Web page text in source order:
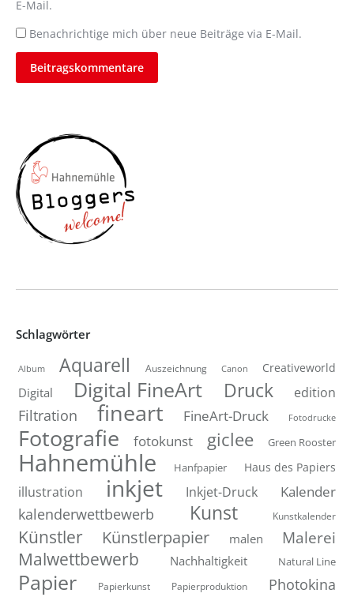
E-Mail.
Benachrichtige mich über neue Beiträge via E-Mail.
Beitragskommentare
Schlagwörter
Album Aquarell Auszeichnung Canon Creativeworld
Digital Digital FineArt Druck edition
Filtration fineart FineArt-Druck Fotodrucke
Fotografie fotokunst giclee Green Rooster
Hahnemühle Hanfpapier Haus des Papiers
illustration inkjet Inkjet-Druck Kalender
kalenderwettbewerb Kunst Kunstkalender
Künstler Künstlerpapier malen Malerei
Malwettbewerb Nachhaltigkeit Natural Line
Papier Papierkunst Papierproduktion Photokina